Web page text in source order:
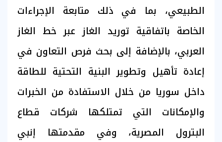
الطبيعي، بما في ذلك متابعة الإجراءات
الخاصة باتفاقية توريد الغاز عبر خط الغاز
العربي، بالإضافة إلى بحث فرص التعاون في
إعادة تأهيل وتطوير البنية التحتية للطاقة
داخل سوريا من خلال الاستفادة من الخبرات
والإمكانات التي تمتلكها شركات قطاع
البترول المصرية، وفي مقدمتها إنبي